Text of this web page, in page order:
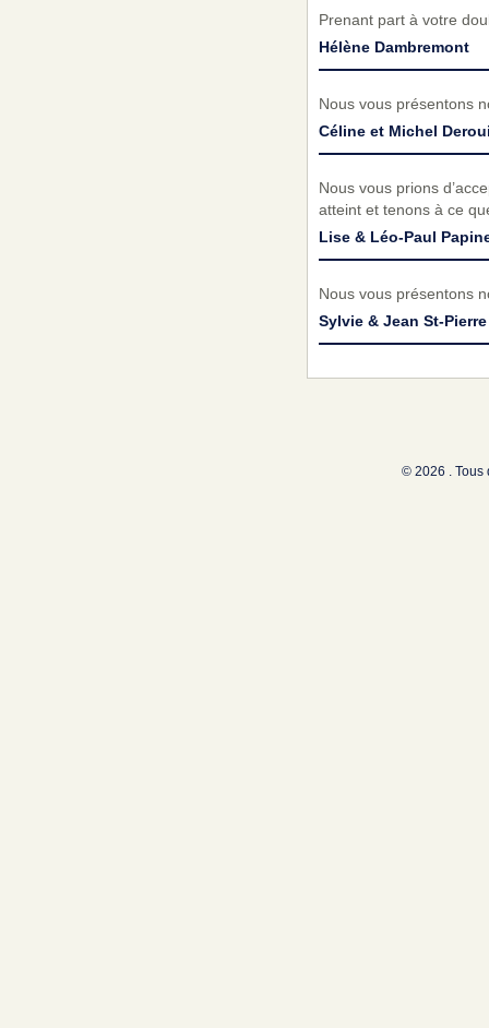
Prenant part à votre
Hélène Dambremont
Nous vous présentons
Céline et Michel
Nous vous prions
atteint et tenons à ce
Lise & Léo-Paul
Nous vous présentons
Sylvie & Jean St-Pierre
© 2026 . Tous